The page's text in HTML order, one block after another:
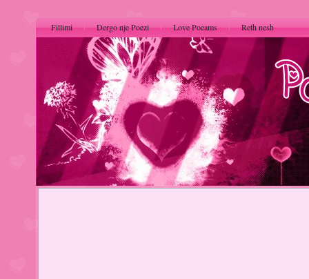
Fillimi Dergo nje Poezi Love Poeams Reth nesh